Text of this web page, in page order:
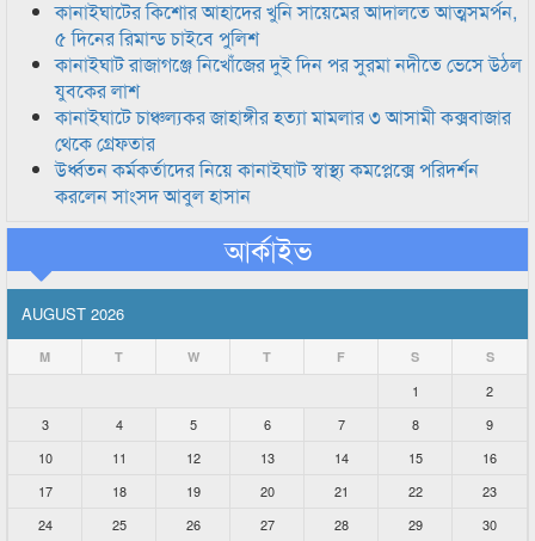
কানাইঘাটের কিশোর আহাদের খুনি সায়েমের আদালতে আত্মসমর্পন,
৫ দিনের রিমান্ড চাইবে পুলিশ
কানাইঘাট রাজাগঞ্জে নিখোঁজের দুই দিন পর সুরমা নদীতে ভেসে উঠল
যুবকের লাশ
কানাইঘাটে চাঞ্চল্যকর জাহাঙ্গীর হত্যা মামলার ৩ আসামী কক্সবাজার
থেকে গ্রেফতার
উর্ধ্বতন কর্মকর্তাদের নিয়ে কানাইঘাট স্বাস্থ্য কমপ্লেক্সে পরিদর্শন
করলেন সাংসদ আবুল হাসান
আর্কাইভ
AUGUST 2026
M T W T F S S
1
2
3
4 5 6 7 8
9
10
11 12 13 14 15
16
17
18 19 20 21 22
23
24
25 26 27 28 29 30